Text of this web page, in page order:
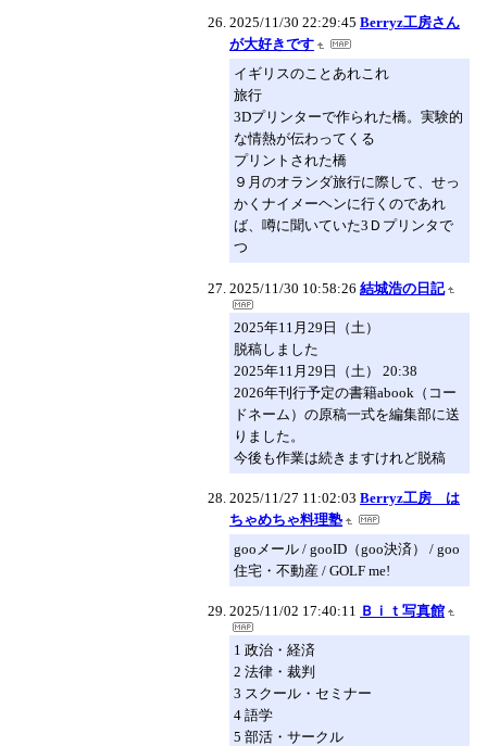
2025/11/30 22:29:45 Berryz工房さん
が大好きです
イギリスのことあれこれ
旅行
3Dプリンターで作られた橋。実験的
な情熱が伝わってくる
プリントされた橋
９月のオランダ旅行に際して、せっ
かくナイメーヘンに行くのであれ
ば、噂に聞いていた3Ｄプリンタで
つ
2025/11/30 10:58:26 結城浩の日記
2025年11月29日（土）
脱稿しました
2025年11月29日（土） 20:38
2026年刊行予定の書籍abook（コー
ドネーム）の原稿一式を編集部に送
りました。
今後も作業は続きますけれど脱稿
2025/11/27 11:02:03 Berryz工房 は
ちゃめちゃ料理塾
gooメール / gooID（goo決済） / goo
住宅・不動産 / GOLF me!
2025/11/02 17:40:11 Ｂｉｔ写真館
1 政治・経済
2 法律・裁判
3 スクール・セミナー
4 語学
5 部活・サークル